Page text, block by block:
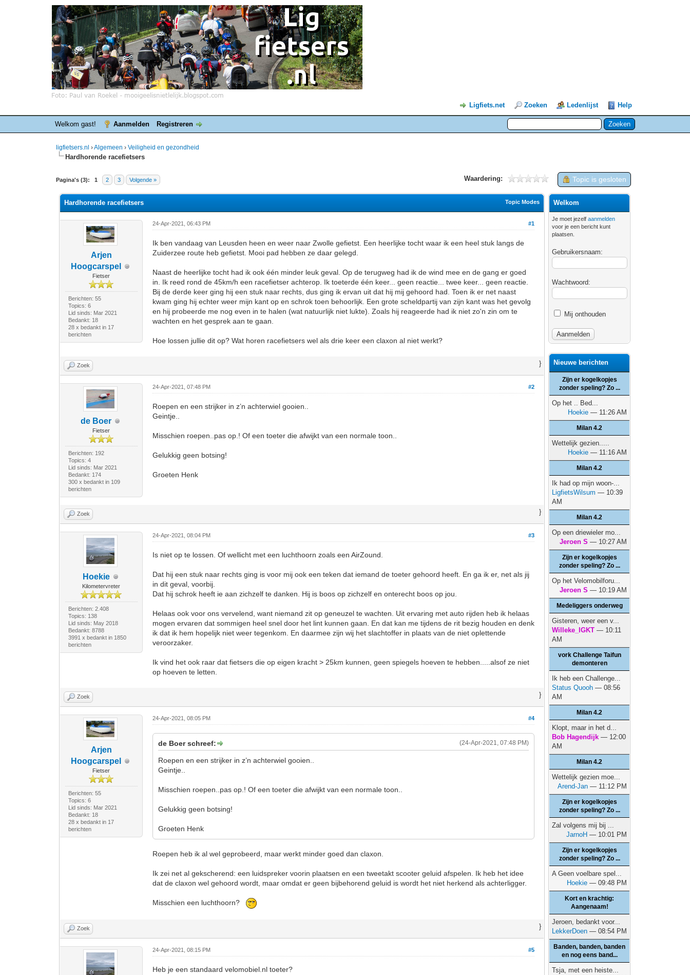
Ligfiets.net Zoeken Ledenlijst Help
Welkom gast! Aanmelden Registreren
ligfietsers.nl ›Algemeen ›Veiligheid en gezondheid
Hardhorende racefietsers
Pagina's (3): 1 2 3 Volgende » Topic is gesloten
Waardering:
- gemiddelde waardering is 0
Topic Modes
Hardhorende racefietsers
Arjen
Hoogcarspel
Fietser
Berichten: 55
Topics: 6
Lid sinds: Mar 2021
Bedankt: 18
28 x bedankt in 17
berichten
#1
24-Apr-2021, 06:43 PM
Ik ben vandaag van Leusden heen en weer naar Zwolle gefietst. Een heerlijke tocht waar ik een heel stuk langs de
Zuiderzee route heb gefietst. Mooi pad hebben ze daar gelegd.
Naast de heerlijke tocht had ik ook één minder leuk geval. Op de terugweg had ik de wind mee en de gang er goed
in. Ik reed rond de 45km/h een racefietser achterop. Ik toeterde één keer... geen reactie... twee keer... geen reactie.
Bij de derde keer ging hij een stuk naar rechts, dus ging ik ervan uit dat hij mij gehoord had. Toen ik er net naast
kwam ging hij echter weer mijn kant op en schrok toen behoorlijk. Een grote scheldpartij van zijn kant was het gevolg
en hij probeerde me nog even in te halen (wat natuurlijk niet lukte). Zoals hij reageerde had ik niet zo'n zin om te
wachten en het gesprek aan te gaan.
Hoe lossen jullie dit op? Wat horen racefietsers wel als drie keer een claxon al niet werkt?
Zoek }
de Boer
Fietser
Berichten: 192
Topics: 4
Lid sinds: Mar 2021
Bedankt: 174
300 x bedankt in 109
berichten
#2
24-Apr-2021, 07:48 PM
Roepen en een strijker in z’n achterwiel gooien..
Geintje..
Misschien roepen..pas op.! Of een toeter die afwijkt van een normale toon..
Gelukkig geen botsing!
Groeten Henk
Zoek }
Hoekie
Kilometervreter
Berichten: 2.408
Topics: 138
Lid sinds: May 2018
Bedankt: 8788
3991 x bedankt in 1850
berichten
#3
24-Apr-2021, 08:04 PM
Is niet op te lossen. Of wellicht met een luchthoorn zoals een AirZound.
Dat hij een stuk naar rechts ging is voor mij ook een teken dat iemand de toeter gehoord heeft. En ga ik er, net als jij
in dit geval, voorbij.
Dat hij schrok heeft ie aan zichzelf te danken. Hij is boos op zichzelf en onterecht boos op jou.
Helaas ook voor ons vervelend, want niemand zit op geneuzel te wachten. Uit ervaring met auto rijden heb ik helaas
mogen ervaren dat sommigen heel snel door het lint kunnen gaan. En dat kan me tijdens de rit bezig houden en denk
ik dat ik hem hopelijk niet weer tegenkom. En daarmee zijn wij het slachtoffer in plaats van de niet oplettende
veroorzaker.
Ik vind het ook raar dat fietsers die op eigen kracht > 25km kunnen, geen spiegels hoeven te hebben.....alsof ze niet
op hoeven te letten.
Zoek }
Arjen
Hoogcarspel
Fietser
Berichten: 55
Topics: 6
Lid sinds: Mar 2021
Bedankt: 18
28 x bedankt in 17
berichten
#4
24-Apr-2021, 08:05 PM
(24-Apr-2021, 07:48 PM)
de Boer schreef:
Roepen en een strijker in z’n achterwiel gooien..
Geintje..
Misschien roepen..pas op.! Of een toeter die afwijkt van een normale toon..
Gelukkig geen botsing!
Groeten Henk
Roepen heb ik al wel geprobeerd, maar werkt minder goed dan claxon.
Ik zei net al gekscherend: een luidspreker voorin plaatsen en een tweetakt scooter geluid afspelen. Ik heb het idee
dat de claxon wel gehoord wordt, maar omdat er geen bijbehorend geluid is wordt het niet herkend als achterligger.
Misschien een luchthoorn?
Zoek }
#5
24-Apr-2021, 08:15 PM
Heb je een standaard velomobiel.nl toeter?
Welkom
Je moet jezelfaanmelden
voor je een bericht kunt
plaatsen.
Gebruikersnaam:
Wachtwoord:
Mij onthouden
Nieuwe berichten
Zijn er kogelkopjes
zonder speling? Zo ...
Op het .. Bed...
Hoekie — 11:26 AM
Milan 4.2
Wettelijk gezien.....
Hoekie — 11:16 AM
Milan 4.2
Ik had op mijn woon-...
LigfietsWilsum — 10:39
AM
Milan 4.2
Op een driewieler mo...
Jeroen S — 10:27 AM
Zijn er kogelkopjes
zonder speling? Zo ...
Op het Velomobilforu...
Jeroen S — 10:19 AM
Medeliggers onderweg
Gisteren, weer een v...
Willeke_IGKT — 10:11
AM
vork Challenge Taifun
demonteren
Ik heb een Challenge...
Status Quooh — 08:56
AM
Milan 4.2
Klopt, maar in het d...
Bob Hagendijk — 12:00
AM
Milan 4.2
Wettelijk gezien moe...
Arend-Jan — 11:12 PM
Zijn er kogelkopjes
zonder speling? Zo ...
Zal volgens mij bij ...
JarnoH — 10:01 PM
Zijn er kogelkopjes
zonder speling? Zo ...
A Geen voelbare spel...
Hoekie — 09:48 PM
Kort en krachtig:
Aangenaam!
Jeroen, bedankt voor...
LekkerDoen — 08:54 PM
Banden, banden, banden
en nog eens band...
Tsja, met een heiste...